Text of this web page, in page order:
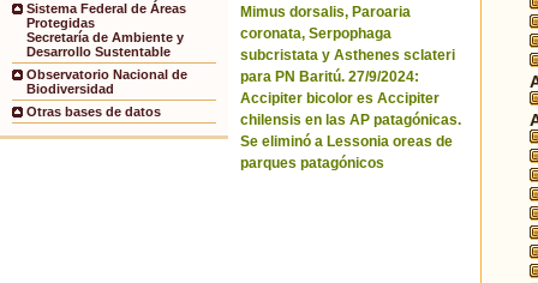
Sistema Federal de Áreas
Protegidas
Secretaría de Ambiente y
Desarrollo Sustentable
Observatorio Nacional de
Biodiversidad
Otras bases de datos
Mimus dorsalis, Paroaria
coronata, Serpophaga
subcristata y Asthenes sclateri
para PN Baritú. 27/9/2024:
Accipiter bicolor es Accipiter
chilensis en las AP patagónicas.
Se eliminó a Lessonia oreas de
parques patagónicos